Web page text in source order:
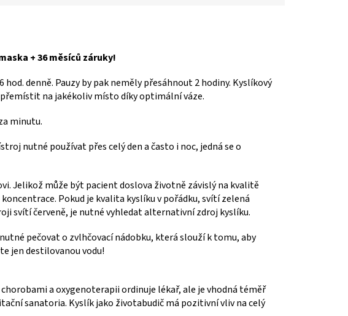
+ 36 měsíců záruky!
denně. Pauzy by pak neměly přesáhnout 2 hodiny. Kyslíkový
na jakékoliv místo díky optimální váze.
minutu.
nutné používat přes celý den a často i noc, jedná se o
Jelikož může být pacient doslova životně závislý na kvalitě
Pokud je kvalita kyslíku v pořádku, svítí zelená
svítí červeně, je nutné vyhledat alternativní zdroj kyslíku.
pečovat o zvlhčovací nádobku, která slouží k tomu, aby
jen destilovanou vodu!
a oxygenoterapii ordinuje lékař, ale je vhodná téměř
sanatoria. Kyslík jako životabudič má pozitivní vliv na celý